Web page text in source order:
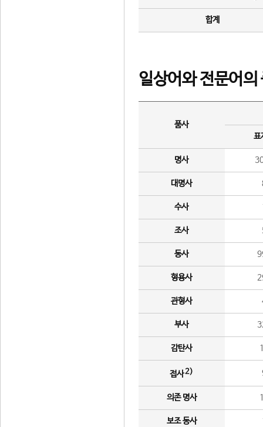
합계
일상어와 전문어의
품사
표
명사
대명사
수사
조사
동사
형용사
관형사
부사
감탄사
접사2)
의존 명사
보조 동사